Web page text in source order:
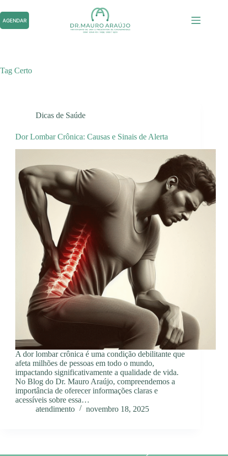
para
o
conteúdo
AGENDAR
Tag Certo
Dicas de Saúde
Dor Lombar Crônica: Causas e Sinais de Alerta
A dor lombar crônica é uma condição debilitante que
afeta milhões de pessoas em todo o mundo,
impactando significativamente a qualidade de vida.
No Blog do Dr. Mauro Araújo, compreendemos a
importância de oferecer informações claras e
acessíveis sobre essa…
atendimento
novembro 18, 2025